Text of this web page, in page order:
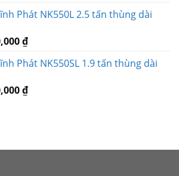
Phát NK550L 2.5 tấn thùng dài
₫
Phát NK550SL 1.9 tấn thùng dài
₫